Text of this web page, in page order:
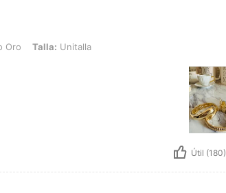
Unitalla
Oro Talla: Unitalla
Útil (180)